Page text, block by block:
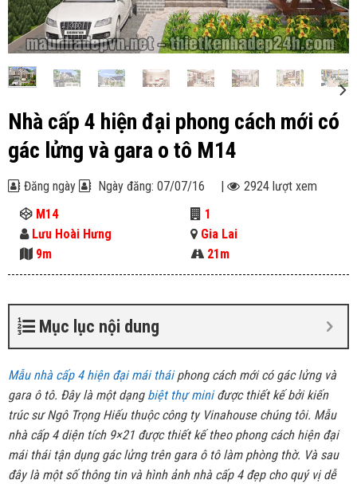
Nhà cấp 4 hiện đại phong cách mới có
gác lửng và gara o tô M14
Đăng ngày Ngày đăng: 07/07/16 |
2924 lượt xem
M14
1
Lưu Hoài Hưng
Gia Lai
9m
21m
Mục lục nội dung
Mẫu nhà cấp 4 hiện đại mái tháiphong cách mới có gác lửng và
gara ô tô. Đây là một dạng biệt thự miniđược thiết kế bởi kiến
trúc sư Ngô Trọng Hiếu thuộc công ty Vinahouse chúng tôi. Mẫu
nhà cấp 4 diện tích 9×21 được thiết kế theo phong cách hiện đại
mái thái tận dụng gác lửng trên gara ô tô làm phòng thờ. Và sau
đây là một số thông tin và hình ảnh nhà cấp 4 đẹp cho quý vị dễ